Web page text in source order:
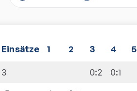
Einsätze 1 2 3 4 5
3 0:2 0:1